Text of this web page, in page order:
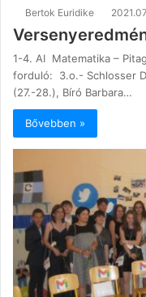
Bertok Euridike
1-4. AI Matematika –
forduló: 3.o.- Schlosser
(27.-28.), Bíró Barbara…
Bővebben »